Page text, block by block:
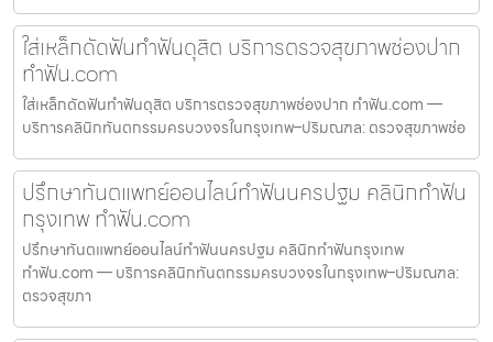
ใส่เหล็กดัดฟันทำฟันดุสิต บริการตรวจสุขภาพช่องปาก
ทำฟัน.com
ใส่เหล็กดัดฟันทำฟันดุสิต บริการตรวจสุขภาพช่องปาก ทำฟัน.com —
บริการคลินิกทันตกรรมครบวงจรในกรุงเทพ–ปริมณฑล: ตรวจสุขภาพช่อ
ปรึกษาทันตแพทย์ออนไลน์ทำฟันนครปฐม คลินิกทำฟัน
กรุงเทพ ทำฟัน.com
ปรึกษาทันตแพทย์ออนไลน์ทำฟันนครปฐม คลินิกทำฟันกรุงเทพ
ทำฟัน.com — บริการคลินิกทันตกรรมครบวงจรในกรุงเทพ–ปริมณฑล:
ตรวจสุขภา